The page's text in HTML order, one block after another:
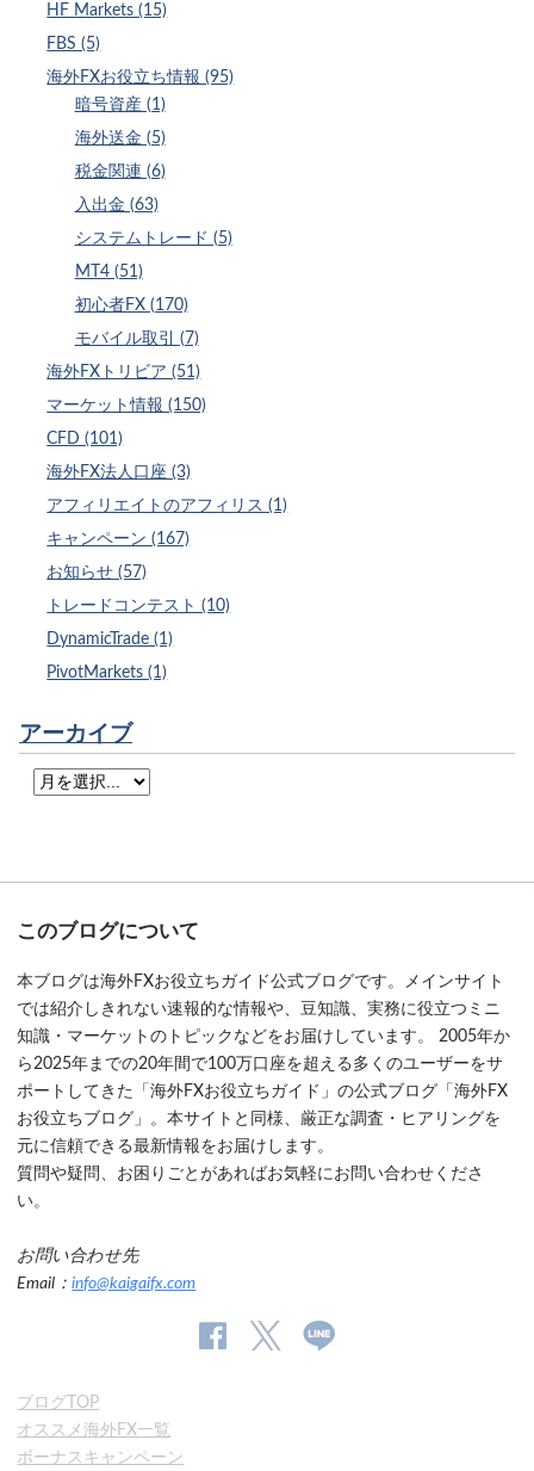
HF Markets (15)
FBS (5)
海外FXお役立ち情報 (95)
暗号資産 (1)
海外送金 (5)
税金関連 (6)
入出金 (63)
システムトレード (5)
MT4 (51)
初心者FX (170)
モバイル取引 (7)
海外FXトリビア (51)
マーケット情報 (150)
CFD (101)
海外FX法人口座 (3)
アフィリエイトのアフィリス (1)
キャンペーン (167)
お知らせ (57)
トレードコンテスト (10)
DynamicTrade (1)
PivotMarkets (1)
アーカイブ
このブログについて
本ブログは海外FXお役立ちガイド公式ブログです。メインサイト
では紹介しきれない速報的な情報や、豆知識、実務に役立つミニ
知識・マーケットのトピックなどをお届けしています。 2005年か
ら2025年までの20年間で100万口座を超える多くのユーザーをサ
ポートしてきた「海外FXお役立ちガイド」の公式ブログ「海外FX
お役立ちブログ」。本サイトと同様、厳正な調査・ヒアリングを
元に信頼できる最新情報をお届けします。
質問や疑問、お困りごとがあればお気軽にお問い合わせくださ
い。
お問い合わせ先
Email：info@kaigaifx.com
ブログTOP
オススメ海外FX一覧
ボーナスキャンペーン